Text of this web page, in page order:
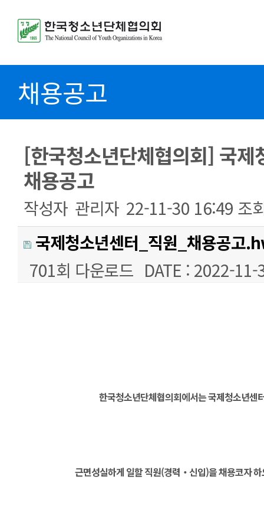
채용공고
[한국청소년단체협의회] 국제
채용공고
작성자 관리자 22-11-30 16:49 조
국제청소년센터_직원_채용공고
701회 다운로드 DATE : 2022-
한국청소년단체협의회에서는 국제청소년센
근면성실하게 일할 직원(경력‧신입)을 채용코자